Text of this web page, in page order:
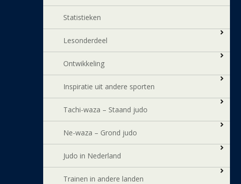
Statistieken
Lesonderdeel
Ontwikkeling
Inspiratie uit andere sporten
Tachi-waza – Staand judo
Ne-waza – Grond judo
Judo in Nederland
Trainen in andere landen